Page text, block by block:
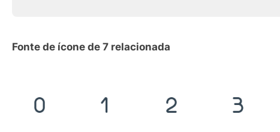
Fonte de ícone de 7 relacionada